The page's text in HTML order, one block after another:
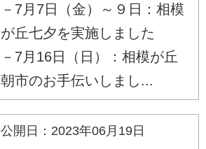
－7月7日（金）～９日：相模
が丘七夕を実施しました
－7月16日（日）：相模が丘
朝市のお手伝いしまし...
公開日：2023年06月19日